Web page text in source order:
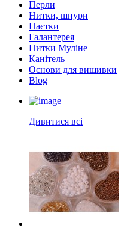
Перли
Нитки, шнури
Паєтки
Галантерея
Нитки Муліне
Канітель
Основи для вишивки
Blog
Дивитися всі